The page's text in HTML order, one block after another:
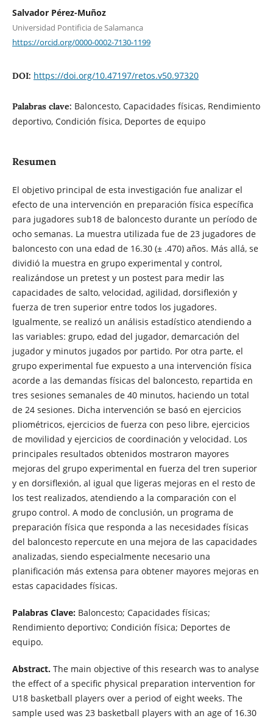
Salvador Pérez-Muñoz
Universidad Pontificia de Salamanca
https://orcid.org/0000-0002-7130-1199
DOI: https://doi.org/10.47197/retos.v50.97320
Palabras clave: Baloncesto, Capacidades físicas, Rendimiento
deportivo, Condición física, Deportes de equipo
Resumen
El objetivo principal de esta investigación fue analizar el
efecto de una intervención en preparación física específica
para jugadores sub18 de baloncesto durante un período de
ocho semanas. La muestra utilizada fue de 23 jugadores de
baloncesto con una edad de 16.30 (± .470) años. Más allá, se
dividió la muestra en grupo experimental y control,
realizándose un pretest y un postest para medir las
capacidades de salto, velocidad, agilidad, dorsiflexión y
fuerza de tren superior entre todos los jugadores.
Igualmente, se realizó un análisis estadístico atendiendo a
las variables: grupo, edad del jugador, demarcación del
jugador y minutos jugados por partido. Por otra parte, el
grupo experimental fue expuesto a una intervención física
acorde a las demandas físicas del baloncesto, repartida en
tres sesiones semanales de 40 minutos, haciendo un total
de 24 sesiones. Dicha intervención se basó en ejercicios
pliométricos, ejercicios de fuerza con peso libre, ejercicios
de movilidad y ejercicios de coordinación y velocidad. Los
principales resultados obtenidos mostraron mayores
mejoras del grupo experimental en fuerza del tren superior
y en dorsiflexión, al igual que ligeras mejoras en el resto de
los test realizados, atendiendo a la comparación con el
grupo control. A modo de conclusión, un programa de
preparación física que responda a las necesidades físicas
del baloncesto repercute en una mejora de las capacidades
analizadas, siendo especialmente necesario una
planificación más extensa para obtener mayores mejoras en
estas capacidades físicas.
Palabras Clave:Baloncesto; Capacidades físicas;
Rendimiento deportivo; Condición física; Deportes de
equipo.
Abstract. The main objective of this research was to analyse
the effect of a specific physical preparation intervention for
U18 basketball players over a period of eight weeks. The
sample used was 23 basketball players with an age of 16.30